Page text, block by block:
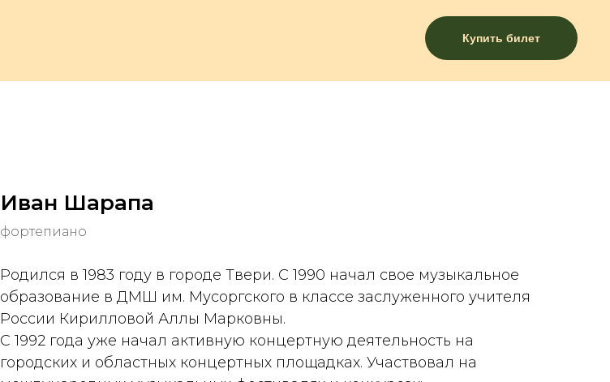
Купить билет
Иван Шарапа
фортепиано
Родился в 1983 году в городе Твери. С 1990 начал свое музыкальное
образование в ДМШ им. Мусоргского в классе заслуженного учителя
России Кирилловой Аллы Марковны.
С 1992 года уже начал активную концертную деятельность на
городских и областных концертных площадках. Участвовал на